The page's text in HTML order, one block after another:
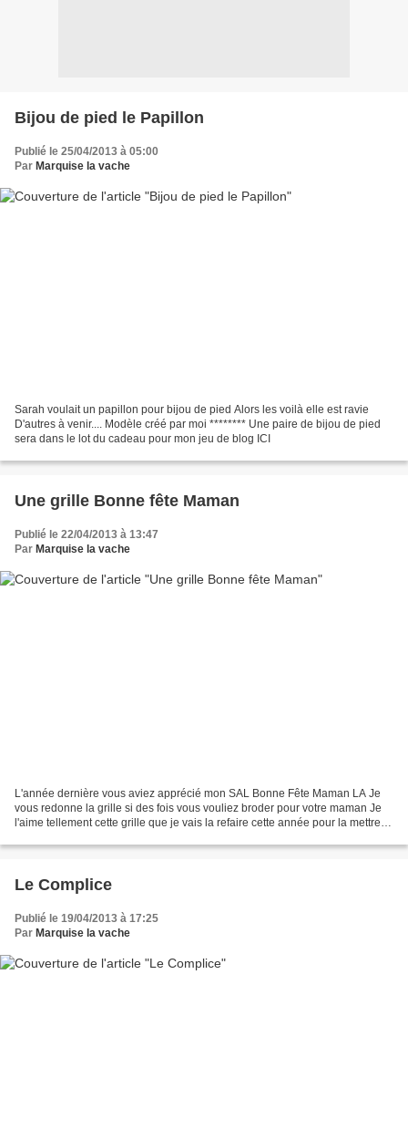
Bijou de pied le Papillon
Publié le 25/04/2013 à 05:00
Par Marquise la vache
Sarah voulait un papillon pour bijou de pied Alors les voilà elle est ravie
D'autres à venir.... Modèle créé par moi ******** Une paire de bijou de pied
sera dans le lot du cadeau pour mon jeu de blog ICI
Une grille Bonne fête Maman
Publié le 22/04/2013 à 13:47
Par Marquise la vache
L'année dernière vous aviez apprécié mon SAL Bonne Fête Maman LA Je
vous redonne la grille si des fois vous vouliez broder pour votre maman Je
l'aime tellement cette grille que je vais la refaire cette année pour la mettre
Le Complice
Publié le 19/04/2013 à 17:25
Par Marquise la vache